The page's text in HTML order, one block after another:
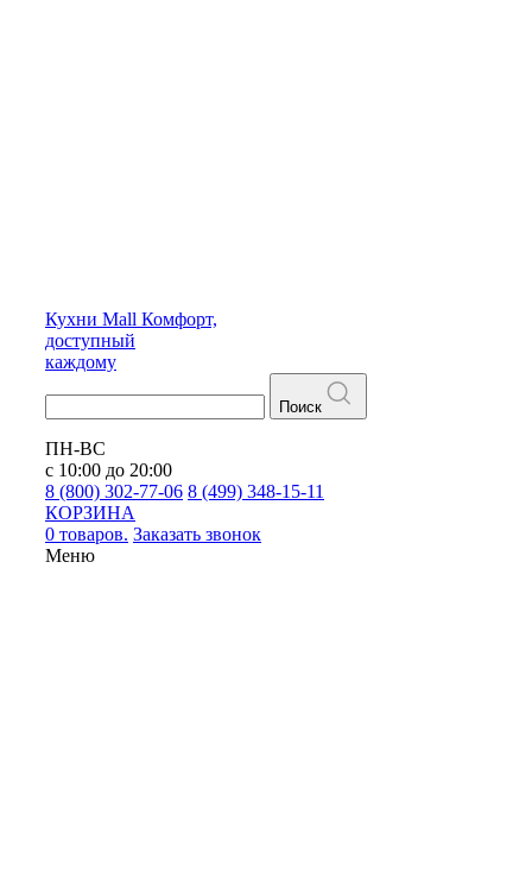
Кухни Mall Комфорт,
доступный
каждому
Поиск
ПН-ВС
с 10:00 до 20:00
8 (800) 302-77-06 8 (499) 348-15-11
КОРЗИНА
0 товаров. Заказать звонок
Меню